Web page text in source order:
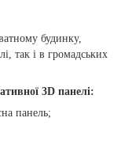
будинку,
так і в громадських
3D панелі:
панель;